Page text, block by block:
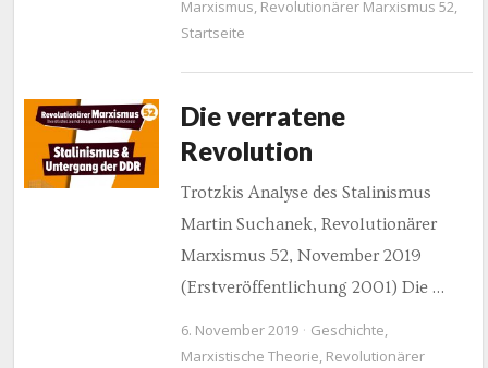
Marxismus, Revolutionärer Marxismus 52,
Startseite
Die verratene
Revolution
Trotzkis Analyse des Stalinismus
Martin Suchanek, Revolutionärer
Marxismus 52, November 2019
(Erstveröffentlichung 2001) Die …
6. November 2019 Geschichte,
Marxistische Theorie, Revolutionärer